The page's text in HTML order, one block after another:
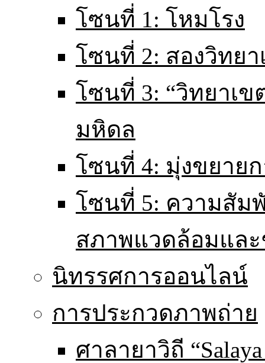
โซนที่ 1: โหมโรง
โซนที่ 2: สองวิทย
โซนที่ 3: “วิทยาเ
มหิดล
โซนที่ 4: มุ่งขยาย
โซนที่ 5: ความสัม
สภาพแวดล้อมแล
นิทรรศการออนไลน์
การประกวดภาพถ่าย
ศาลายาวิถี